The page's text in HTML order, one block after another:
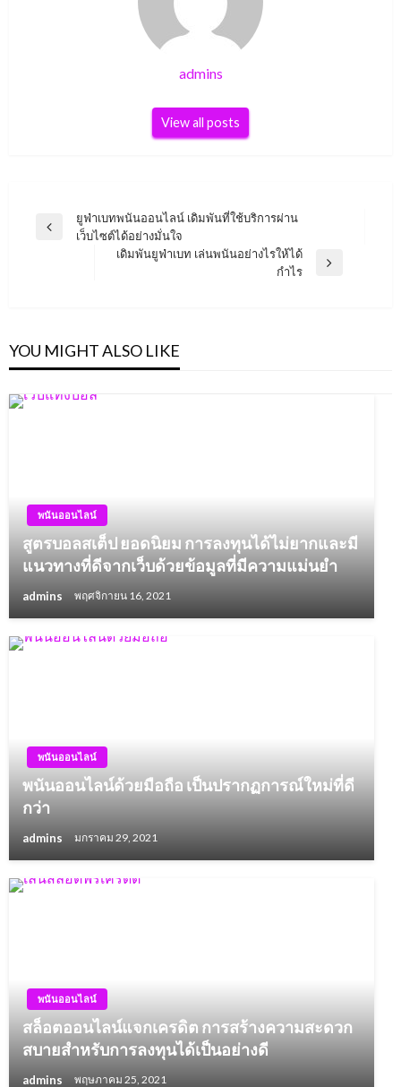
admins
View all posts
เมนู
นำทาง
Previous
ยูฟ่าเบทพนันออนไลน์ เดิมพันที่ใช้บริการผ่าน
เว็บไซต์ได้อย่างมั่นใจ
เดิมพันยูฟ่าเบท เล่นพนันอย่างไรให้ได้
กำไร
YOU MIGHT ALSO LIKE
พนันออนไลน์
สูตรบอลสเต็ป ยอดนิยม การลงทุนได้ไม่ยากและมี
แนวทางที่ดีจากเว็บด้วยข้อมูลที่มีความแม่นยำ
admins พฤศจิกายน 16, 2021
พนันออนไลน์
พนันออนไลน์ด้วยมือถือ เป็นปรากฏการณ์ใหม่ที่ดี
กว่า
admins มกราคม 29, 2021
พนันออนไลน์
สล็อตออนไลน์แจกเครดิต การสร้างความสะดวก
สบายสำหรับการลงทุนได้เป็นอย่างดี
admins พฤษภาคม 25, 2021